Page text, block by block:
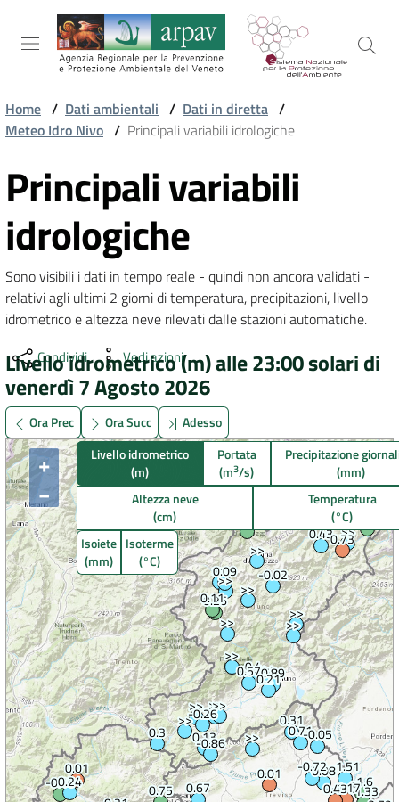
Salta al contenuto
Salta alla navigazione
Salta al footer
ARPAV
AMBIENTALI
TERRITORIO
SERVIZI
DATI
AMBIENTALI
Seguici
su
Home / Dati ambientali / Dati in diretta /
Meteo Idro Nivo / Principali variabili idrologiche
Vai al contenuto
Principali variabili
idrologiche
Sono visibili i dati in tempo reale - quindi non ancora validati -
relativi agli ultimi 2 giorni di temperatura, precipitazioni, livello
idrometrico e altezza neve rilevati dalle stazioni automatiche.
Condividi Vedi azioni
Livello idrometrico (m) alle 23:00 solari di
venerdì 7 Agosto 2026
Ora Prec Ora Succ
Adesso
Livello idrometrico
(m)
Portata
(m3/s)
Precipitazione
(mm)
Altezza neve
(cm)
Temperatura
(°C)
Isoiete
(mm)
Isoterme
(°C)
+
−